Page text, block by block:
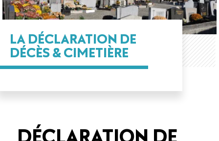
LA DÉCLARATION DE
DÉCÈS & CIMETIÈRE